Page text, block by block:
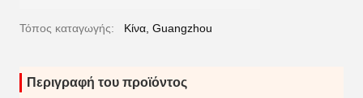
Τόπος καταγωγής: Κίνα, Guangzhou
Περιγραφή του προϊόντος